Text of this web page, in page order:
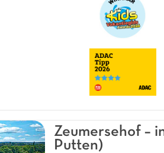
Zeumersehof –
Putten)